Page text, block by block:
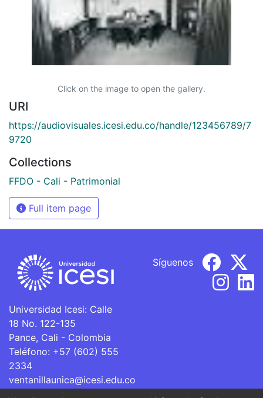
Click on the image to open the gallery.
URI
https://audiovisuales.icesi.edu.co/handle/123456789/7
9720
Collections
FFDO - Cali - Patrimonial
Full item page
Universidad Icesi: Calle
18 No. 122-135
Pance, Cali - Colombia
Teléfono: +57 (602) 555
2334
ventanillaunica@icesi.edu.co
Síguenos